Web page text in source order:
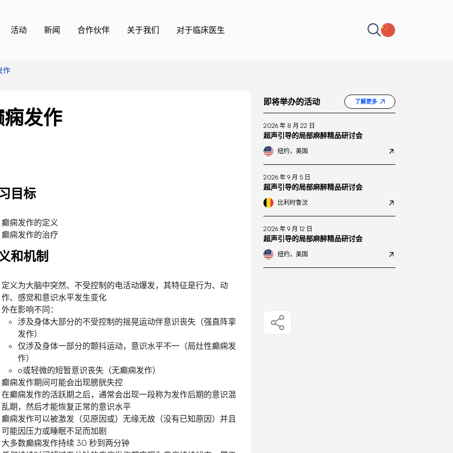
活动 新闻 合作伙伴 关于我们 对于临床医生
作
发作
目标
癫痫发作的定义
癫痫发作的治疗
和机制
定义为大脑中突然、不受控制的电活动爆发，其特征是行为、动
作、感觉和意识水平发生变化
外在影响不同：
涉及身体大部分的不受控制的摇晃运动伴意识丧失（强直阵挛
发作）
仅涉及身体一部分的颤抖运动，意识水平不一（局灶性癫痫发
作）
o或轻微的短暂意识丧失（无癫痫发作）
癫痫发作期间可能会出现膀胱失控
在癫痫发作的活跃期之后，通常会出现一段称为发作后期的意识混
乱期，然后才能恢复正常的意识水平
癫痫发作可以被激发（见原因或）无缘无故（没有已知原因）并且
可能因压力或睡眠不足而加剧
大多数癫痫发作持续 30 秒到两分钟
即将举办的活动 了解更多
2026 年 8 月 22 日
超声引导的局部麻醉精品研讨会
纽约，美国
2026 年 9 月 5 日
超声引导的局部麻醉精品研讨会
比利时鲁汶
2026 年 9 月 12 日
超声引导的局部麻醉精品研讨会
纽约，美国